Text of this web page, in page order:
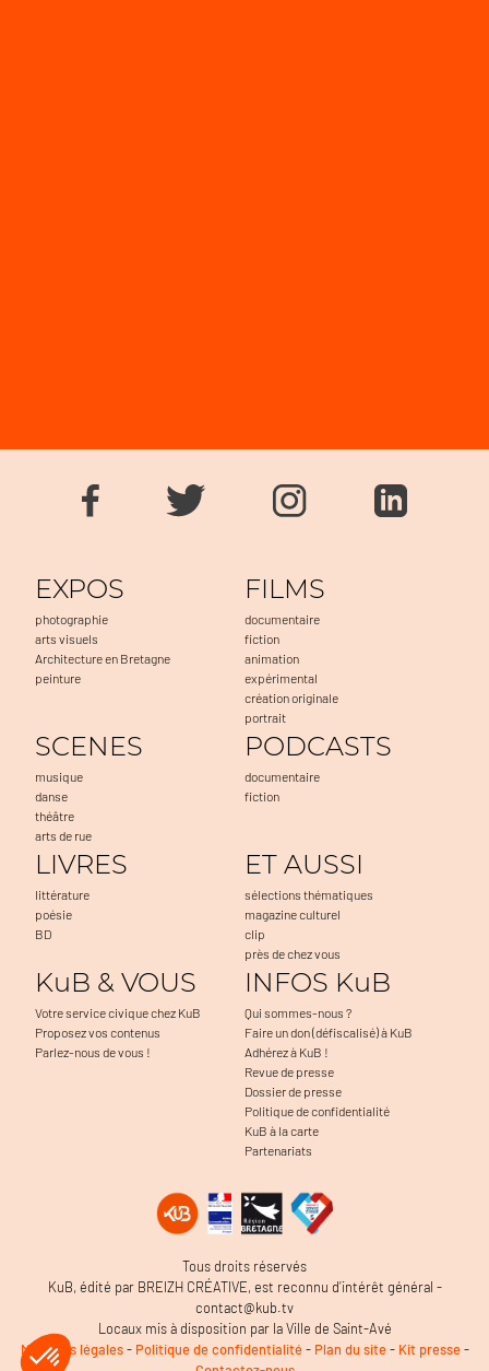
EXPOS
photographie
arts visuels
Architecture en Bretagne
peinture
FILMS
documentaire
fiction
animation
expérimental
création originale
portrait
SCENES
musique
danse
théâtre
arts de rue
PODCASTS
documentaire
fiction
LIVRES
littérature
poésie
BD
ET AUSSI
sélections thématiques
magazine culturel
clip
près de chez vous
KuB & VOUS
Votre service civique chez KuB
Proposez vos contenus
Parlez-nous de vous !
INFOS KuB
Qui sommes-nous ?
Faire un don (défiscalisé) à KuB
Adhérez à KuB !
Revue de presse
Dossier de presse
Politique de confidentialité
KuB à la carte
Partenariats
Tous droits réservés
KuB, édité par BREIZH CRÉATIVE, est reconnu d’intérêt général -
contact@kub.tv
Locaux mis à disposition par la Ville de Saint-Avé
Mentions légales- Politique de confidentialité- Plan du site- Kit presse-